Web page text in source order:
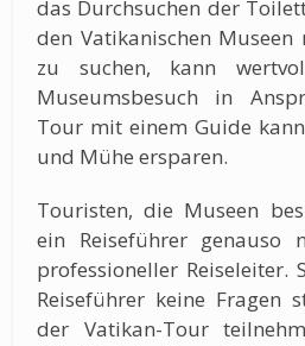
das Durchsuchen der
den Vatikanischen Museen
zu suchen, kann
Museumsbesuch in
Tour mit einem Guide
und Mühe ersparen.
Touristen, die Museen
ein Reiseführer genauso
professioneller Reiseleiter.
Reiseführer keine Fragen
der Vatikan-Tour